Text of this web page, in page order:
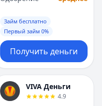
Х
Ч
Чебоксары
Челябинск
Чита
Я
Ярославль
Вся Россия
Х
Ч
Чебоксары
Челябинск
Чита
Я
Ярославль
Вся Россия
Займ бесплатно
Первый займ 0%
Получить деньги
VIVA Деньги
4.9